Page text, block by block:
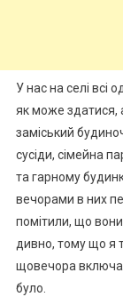
У нас на селі всі
як може здатися,
заміський
сусіди, сімейна
та гарному
вечорами в них
помітили, що
дивно, тому що я
щовечора
було.